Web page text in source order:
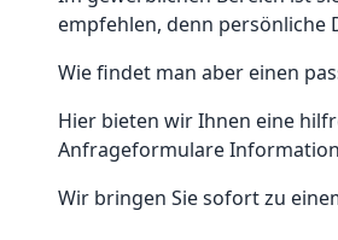
empfehlen, denn persönliche
Wie findet man aber einen
Hier bieten wir Ihnen eine
Anfrageformulare
Wir bringen Sie sofort zu